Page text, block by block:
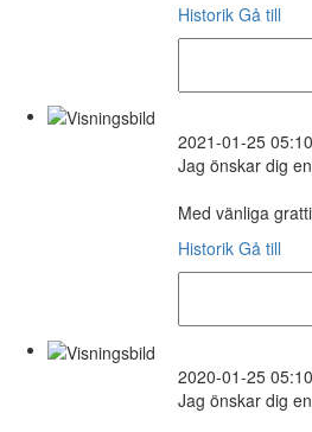
Historik Gå till
2021-01-25 05:10
Jag önskar dig
Med vänliga
Historik Gå till
2020-01-25 05:10
Jag önskar dig